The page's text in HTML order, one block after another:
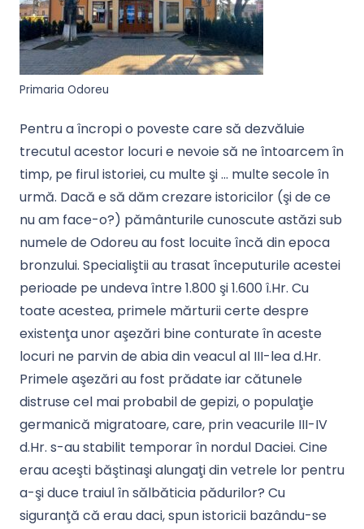
Primaria Odoreu
Pentru a încropi o poveste care să dezvăluie
trecutul acestor locuri e nevoie să ne întoarcem în
timp, pe firul istoriei, cu multe şi … multe secole în
urmă. Dacă e să dăm crezare istoricilor (şi de ce
nu am face-o?) pământurile cunoscute astăzi sub
numele de Odoreu au fost locuite încă din epoca
bronzului. Specialiştii au trasat începuturile acestei
perioade pe undeva între 1.800 şi 1.600 î.Hr. Cu
toate acestea, primele mărturii certe despre
existenţa unor aşezări bine conturate în aceste
locuri ne parvin de abia din veacul al III-lea d.Hr.
Primele aşezări au fost prădate iar cătunele
distruse cel mai probabil de gepizi, o populaţie
germanică migratoare, care, prin veacurile III-IV
d.Hr. s-au stabilit temporar în nordul Daciei. Cine
erau aceşti băştinaşi alungaţi din vetrele lor pentru
a-şi duce traiul în sălbăticia pădurilor? Cu
siguranţă că erau daci, spun istoricii bazându-se